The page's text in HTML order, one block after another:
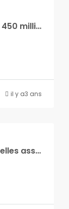
Villa en bordure de route virage 450 millions
il y a3 ans
Villa angle à Thiès Quartier Parcelles assainies